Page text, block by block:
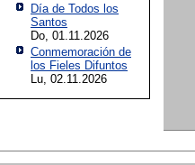
Día de Todos los
Santos
Do, 01.11.2026
Conmemoración de
los Fieles Difuntos
Lu, 02.11.2026